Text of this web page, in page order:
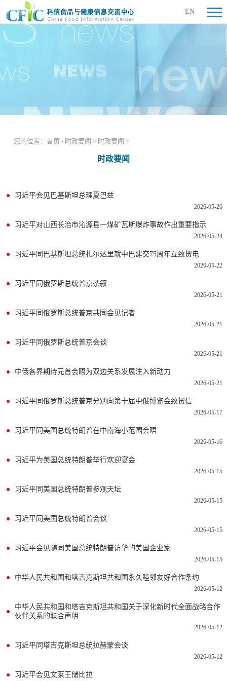
EN
您的位置：首页 - 时政要闻 > 时政要闻 >
时政要闻
习近平会见巴基斯坦总理夏巴兹
2026-05-26
习近平对山西长治市沁源县一煤矿瓦斯爆炸事故作出重要指示
2026-05-24
习近平同巴基斯坦总统扎尔达里就中巴建交75周年互致贺电
2026-05-22
习近平同俄罗斯总统普京茶叙
2026-05-21
习近平同俄罗斯总统普京共同会见记者
2026-05-21
习近平同俄罗斯总统普京会谈
2026-05-21
中俄各界期待元首会晤为双边关系发展注入新动力
2026-05-21
习近平同俄罗斯总统普京分别向第十届中俄博览会致贺信
2026-05-17
习近平同美国总统特朗普在中南海小范围会晤
2026-05-16
习近平为美国总统特朗普举行欢迎宴会
2026-05-15
习近平同美国总统特朗普参观天坛
2026-05-15
习近平同美国总统特朗普会谈
2026-05-15
习近平会见随同美国总统特朗普访华的美国企业家
2026-05-15
中华人民共和国和塔吉克斯坦共和国永久睦邻友好合作条约
2026-05-12
中华人民共和国和塔吉克斯坦共和国关于深化新时代全面战略合作
伙伴关系的联合声明
2026-05-12
习近平同塔吉克斯坦总统拉赫蒙会谈
2026-05-12
习近平会见文莱王储比拉